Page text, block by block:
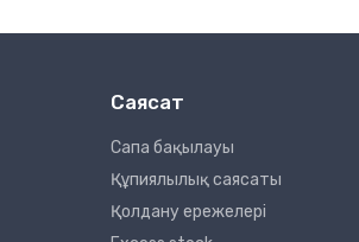
Саясат
Сапа бақылауы
Құпиялылық саясаты
Қолдану ережелері